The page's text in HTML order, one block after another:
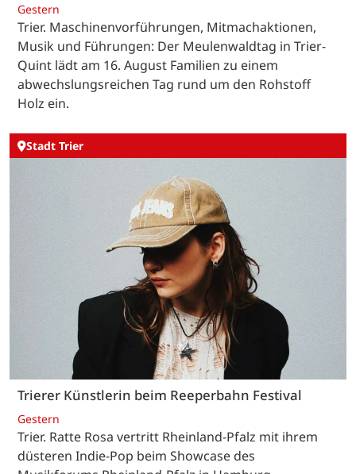
Gestern
Trier. Maschinenvorführungen, Mitmachaktionen,
Musik und Führungen: Der Meulenwaldtag in Trier-
Quint lädt am 16. August Familien zu einem
abwechslungsreichen Tag rund um den Rohstoff
Holz ein.
Stadt Trier
Trierer Künstlerin beim Reeperbahn Festival
Gestern
Trier. Ratte Rosa vertritt Rheinland-Pfalz mit ihrem
düsteren Indie-Pop beim Showcase des